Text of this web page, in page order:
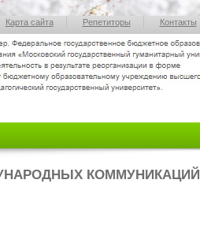
Карта сайта Репетиторы Контакты
КОММУНИКАЦИЙ